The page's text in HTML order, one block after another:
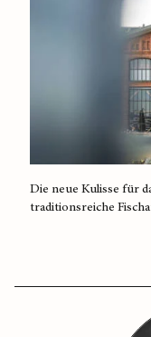
Die neue Kulisse für
traditionsreiche